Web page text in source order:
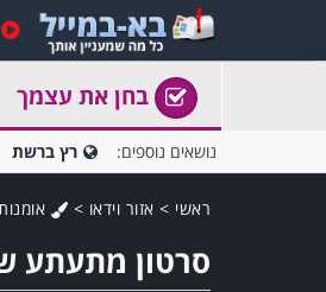
בחן את עצמך
נושאים נוספים: רץ ברשת
ראשי > אזור וידאו >
סרטון מתעתע